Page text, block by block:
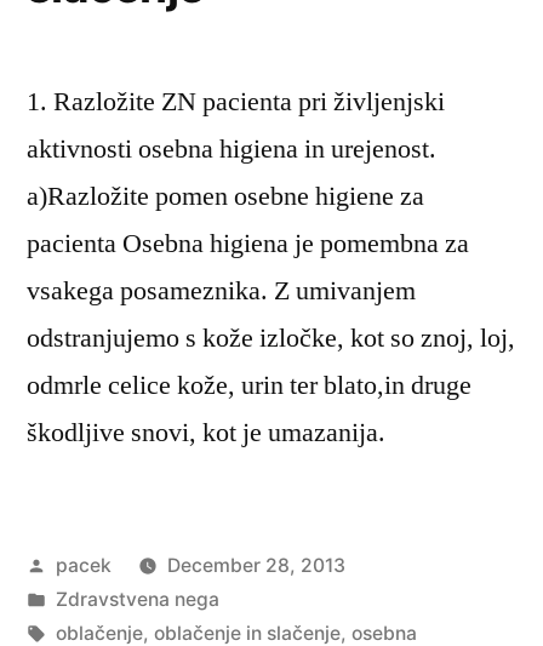
1. Razložite ZN pacienta pri življenjski
aktivnosti osebna higiena in urejenost.
a)Razložite pomen osebne higiene za
pacienta Osebna higiena je pomembna za
vsakega posameznika. Z umivanjem
odstranjujemo s kože izločke, kot so znoj, loj,
odmrle celice kože, urin ter blato,in druge
škodljive snovi, kot je umazanija.
Posted
by
pacek
December 28, 2013
Posted
in
Zdravstvena nega
Tags:
oblačenje, oblačenje in slačenje, osebna